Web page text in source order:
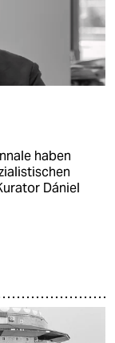
haben
Dániel